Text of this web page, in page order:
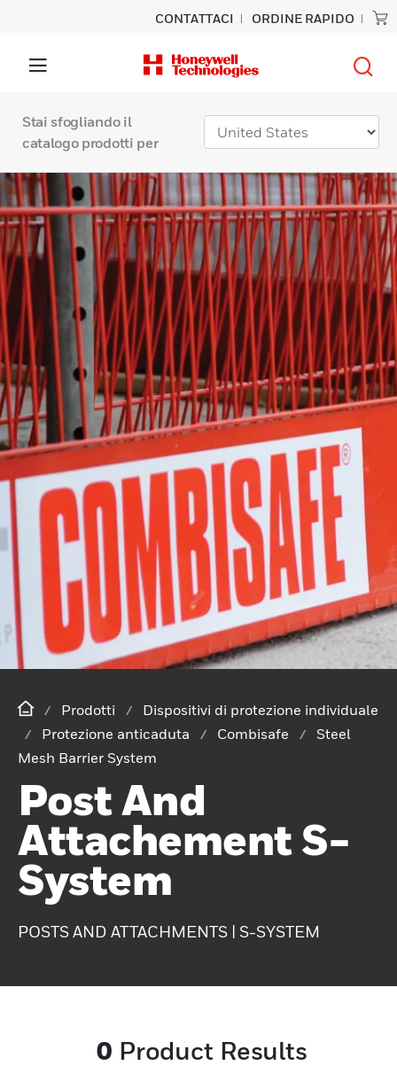
CONTATTACI ORDINE RAPIDO
Stai sfogliando il
catalogo prodotti per
Prodotti
Dispositivi di protezione individuale
Protezione anticaduta
Combisafe
Steel
Mesh Barrier System
Post And
Attachement S-
System
POSTS AND ATTACHMENTS | S-SYSTEM
0 Product Results